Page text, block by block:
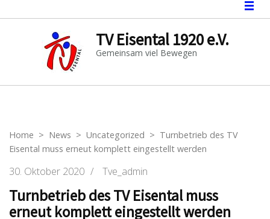
TV Eisental 1920 e.V.
Gemeinsam viel Bewegen
Home > News > Uncategorized > Turnbetrieb des TV
Eisental muss erneut komplett eingestellt werden
30. Oktober 2020 / Tve_admin
Turnbetrieb des TV Eisental muss
erneut komplett eingestellt werden